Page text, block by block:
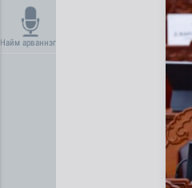
Найм арваннэг